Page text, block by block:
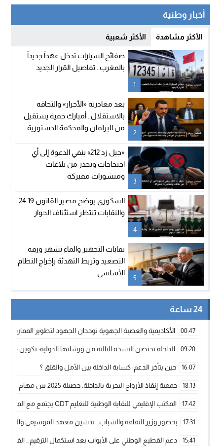
أخبار وطنية
الأكثر مشاهدة الأكثر شعبية
1
صفائح السيارات تدخل عهداً جديداً
بالمغرب.. تفاصيل القرار الجديد
2
بعد مغادرته «الأحرار» والتحاقه
بالاستقلال.. أمبارك حمية يستقيل
من البرلمان والمحكمة الدستورية
3
«جيل زد 212» ينفي الدعوة إلى أي
احتجاجات ويحذر من بلاغات
ومنشورات مفبركة
4
والنقابات تنتظر استئناف الحوار
5
نقابات التجهيز والماء تشهر ورقة
التصعيد وتربط التهدئة بإخراج النظام
الأساسي
24 ساعة
00:47 الأكاديمية والعصبة الجهوية توحدان الجهود لتطوير الممارسة
09:20 الداخلة تحتضن النسخة الثالثة من ورشاتها الدولية: تكوين
16:07 حين يتأخر الدعم: كسابة الداخلة بين الأمل والقلق ؟
18:13 جمعية إنقاذ الأرواح البحرية بالداخلة: حصيلة 2025 بين مهام الإنقاذ ومشروع “دار البحار”
17:42 المكتب الإقليمي للنقابة الوطنية للتعليم CDT يجتمع مع المدير الإقليمي لمناقشة ملفات جوهرية لنساء ورجال التعليم
17:31 بحضور وزير الثقافة والشباب.. تدشين معهد الموسيقى والفنون
15:41 دعم القطيع الوطني على الأبواب بعد استكمال الترقيم…